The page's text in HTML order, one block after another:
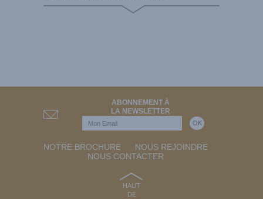
ABONNEMENT À
LA NEWSLETTER
NOTRE BROCHURE
NOUS REJOINDRE
NOUS CONTACTER
HAUT
DE